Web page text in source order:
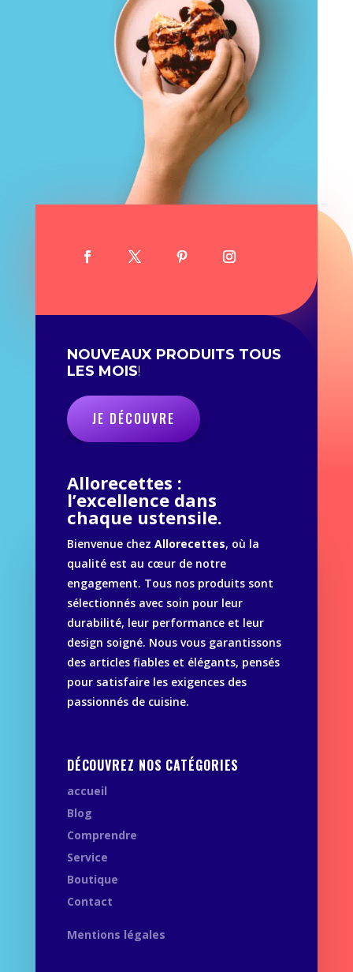
NOUVEAUX PRODUITS TOUS
LES MOIS!
JE DÉCOUVRE
Allorecettes :
l’excellence dans
chaque ustensile.
Bienvenue chez Allorecettes, où la
qualité est au cœur de notre
engagement. Tous nos produits sont
sélectionnés avec soin pour leur
durabilité, leur performance et leur
design soigné. Nous vous garantissons
des articles fiables et élégants, pensés
pour satisfaire les exigences des
passionnés de cuisine.
DÉCOUVREZ NOS CATÉGORIES
accueil
Blog
Comprendre
Service
Boutique
Contact
Mentions légales